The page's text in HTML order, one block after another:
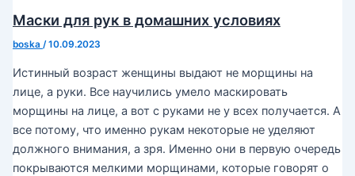
Маски для рук в домашних условиях
boska /10.09.2023
Истинный возраст женщины выдают не морщины на
лице, а руки. Все научились умело маскировать
морщины на лице, а вот с руками не у всех получается. А
все потому, что именно рукам некоторые не уделяют
должного внимания, а зря. Именно они в первую очередь
покрываются мелкими морщинами, которые говорят о